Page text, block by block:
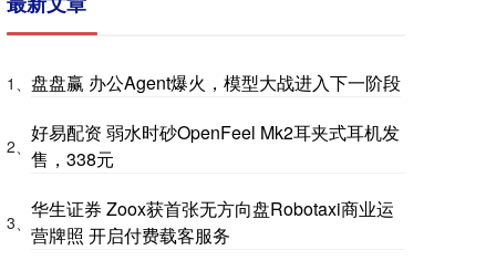
1、 盘盘赢 办公Agent爆火，模型大战进入下一阶段
2、
好易配资 弱水时砂OpenFeel Mk2耳夹式耳机发
售，338元
3、
华生证券 Zoox获首张无方向盘Robotaxi商业运
营牌照 开启付费载客服务